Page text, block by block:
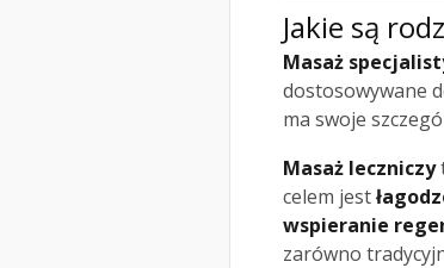
Jakie są
Masaż
dostosowywane
ma swoje
Masaż leczniczy
celem jest
wspieranie
zarówno